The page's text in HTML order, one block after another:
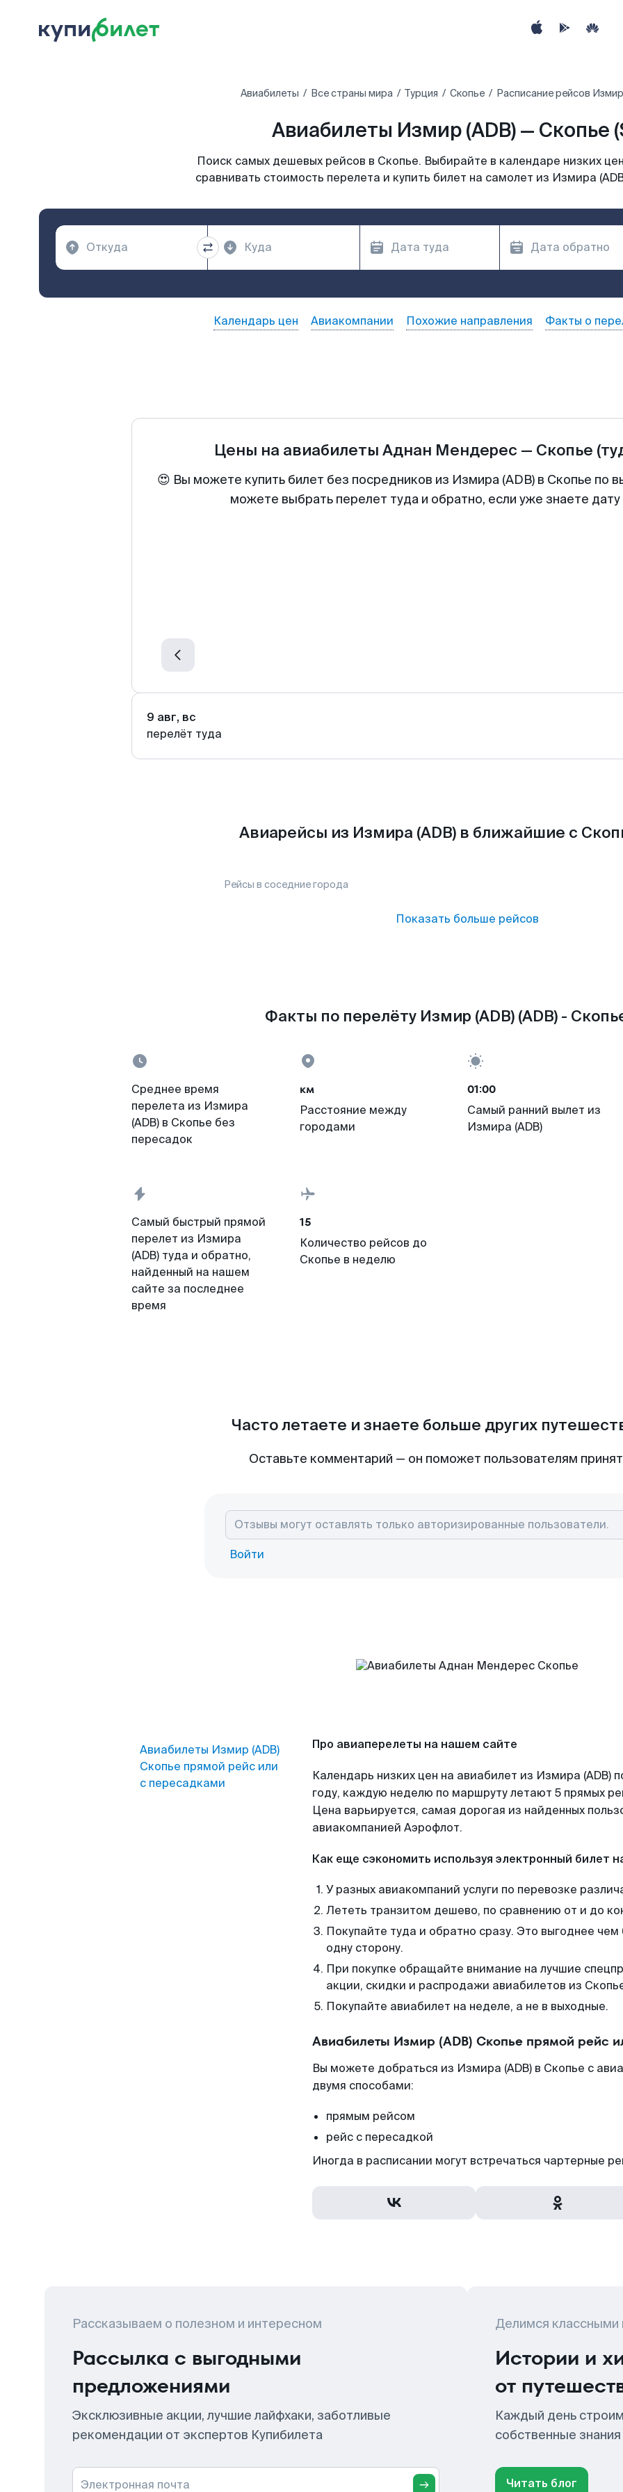
Авиабилеты Все страны мира Турция Скопье Расписание рейсов
Авиабилеты Измир (ADB) — Скопье
Поиск самых дешевых рейсов в Скопье. Выбирайте в календаре низких
сравнивать стоимость перелета и купить билет на самолет из Измира
Календарь цен Авиакомпании Похожие направления Факты о
Цены на авиабилеты Аднан Мендерес — Скопье
😍 Вы можете купить билет без посредников из Измира (ADB) в Скопье по
можете выбрать перелет туда и обратно, если уже знаете
9 авг, вс
перелёт туда
Авиарейсы из Измира (ADB) в ближайшие с
Рейсы в соседние города
Показать больше рейсов
Факты по перелёту Измир (ADB) (ADB) -
Среднее время
перелета из Измира
(ADB) в Скопье без
пересадок
км
Расстояние между
городами
01:00
Самый ранний вылет из
Измира (ADB)
Самый быстрый прямой
перелет из Измира
(ADB) туда и обратно,
найденный на нашем
сайте за последнее
время
15
Количество рейсов до
Скопье в неделю
Часто летаете и знаете больше других
Оставьте комментарий — он поможет пользователям
Войти
Авиабилеты Измир (ADB)
Скопье прямой рейс или
с пересадками
Про авиаперелеты на нашем сайте
Календарь низких цен на авиабилет из Измира (ADB)
году, каждую неделю по маршруту летают 5 прямых
Цена варьируется, самая дорогая из найденных
авиакомпанией Аэрофлот.
Как еще сэкономить используя электронный билет
У разных авиакомпаний услуги по перевозке
Лететь транзитом дешево, по сравнению от и до
Покупайте туда и обратно сразу. Это выгоднее
одну сторону.
При покупке обращайте внимание на лучшие
акции, скидки и распродажи авиабилетов из
Покупайте авиабилет на неделе, а не в выходные.
Авиабилеты Измир (ADB) Скопье прямой рейс
Вы можете добраться из Измира (ADB) в Скопье с
двумя способами:
прямым рейсом
рейс с пересадкой
Иногда в расписании могут встречаться чартерные
Рассказываем о полезном и интересном
Рассылка с выгодными
предложениями
Эксклюзивные акции, лучшие лайфхаки, заботливые
рекомендации от экспертов Купибилета
Электронная почта
Делимся классными
Истории и
от
Каждый день
собственные
Читать блог